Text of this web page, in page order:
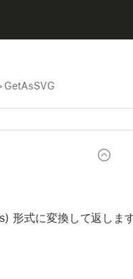
GetAsSVG
形式に変換して返します